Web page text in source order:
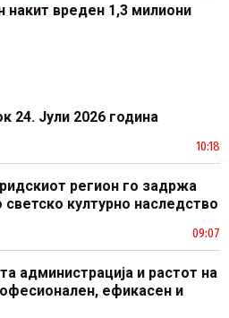
вреден 1,3 милиони
24. Јули 2026 година
10:18
регион го задржа
културно наследство
09:07
администрација и растот на
ефикасен и